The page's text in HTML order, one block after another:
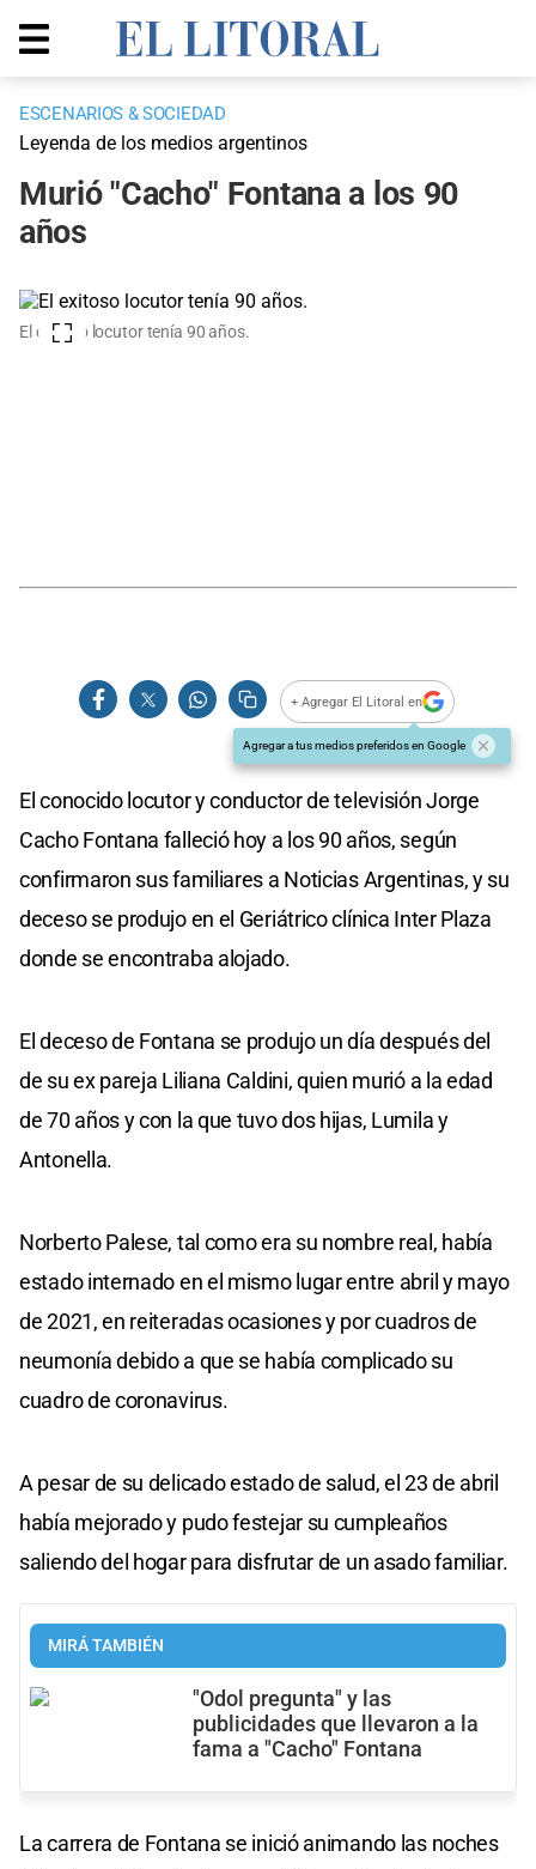
ESCENARIOS & SOCIEDAD
Leyenda de los medios argentinos
Murió "Cacho" Fontana a los 90
años
El exitoso locutor tenía 90 años.
+ Agregar El Litoral en
Agregar a tus medios preferidos en Google
El conocido locutor y conductor de televisión Jorge
Cacho Fontana falleció hoy a los 90 años, según
confirmaron sus familiares a Noticias Argentinas, y su
deceso se produjo en el Geriátrico clínica Inter Plaza
donde se encontraba alojado.
El deceso de Fontana se produjo un día después del
de su ex pareja Liliana Caldini, quien murió a la edad
de 70 años y con la que tuvo dos hijas, Lumila y
Antonella.
Norberto Palese, tal como era su nombre real, había
estado internado en el mismo lugar entre abril y mayo
de 2021, en reiteradas ocasiones y por cuadros de
neumonía debido a que se había complicado su
cuadro de coronavirus.
A pesar de su delicado estado de salud, el 23 de abril
había mejorado y pudo festejar su cumpleaños
saliendo del hogar para disfrutar de un asado familiar.
MIRÁ TAMBIÉN
"Odol pregunta" y las
publicidades que llevaron a la
fama a "Cacho" Fontana
La carrera de Fontana se inició animando las noches